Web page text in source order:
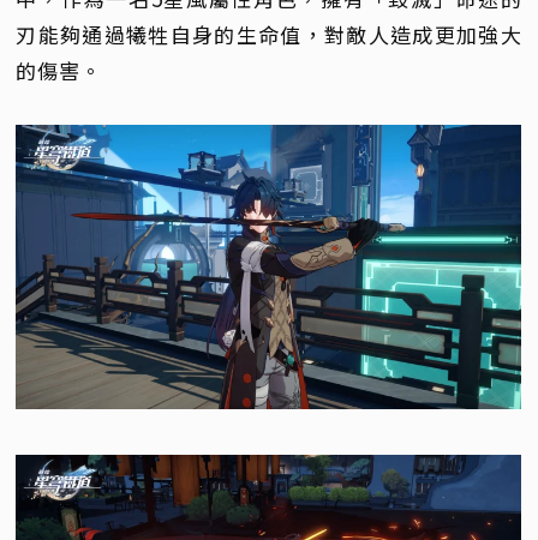
刃能夠通過犧牲自身的生命值，對敵人造成更加強大
的傷害。